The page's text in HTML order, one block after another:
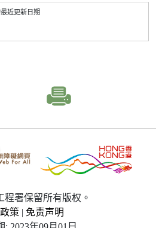
近更新日期
程署保留所有版权。
策 | 免责声明